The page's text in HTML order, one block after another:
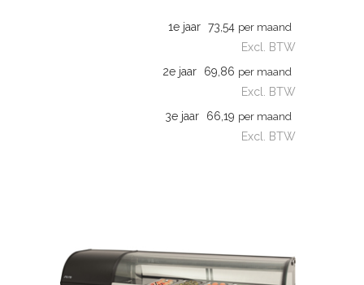
1e jaar 73,54 per maand
Excl. BTW
2e jaar
69,86 per maand
Excl. BTW
3e jaar
66,19 per maand
Excl. BTW